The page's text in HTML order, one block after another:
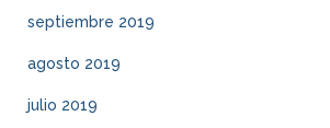
septiembre 2019
agosto 2019
julio 2019